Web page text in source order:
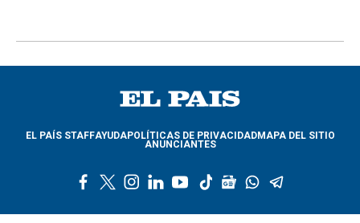
EL PAÍS STAFFAYUDAPOLÍTICAS DE PRIVACIDADMAPA DEL SITIO
ANUNCIANTES
c
w
i
s
l
n
y
u
t
k
g
o
w
a
l